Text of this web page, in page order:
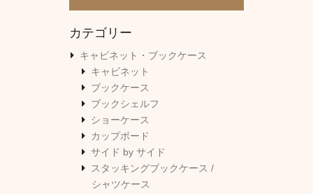
カテゴリー
キャビネット・ブックケース
キャビネット
ブックケース
ブックシェルフ
ショーケース
カップボード
サイド by サイド
スタッキングブックケース /
シャツケース